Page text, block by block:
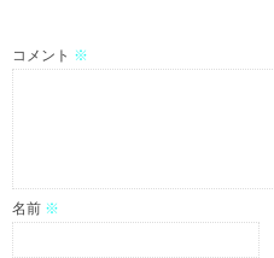
コメント ※
名前 ※